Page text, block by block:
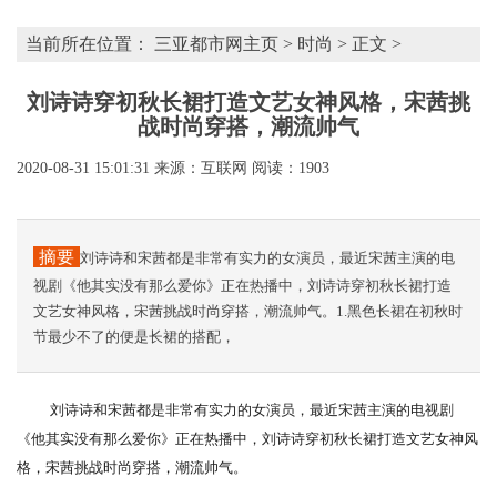
当前所在位置： 三亚都市网主页 > 时尚 > 正文 >
刘诗诗穿初秋长裙打造文艺女神风格，宋茜挑
战时尚穿搭，潮流帅气
2020-08-31 15:01:31 来源：互联网 阅读：1903
摘要 刘诗诗和宋茜都是非常有实力的女演员，最近宋茜主演的电
视剧《他其实没有那么爱你》正在热播中，刘诗诗穿初秋长裙打造
文艺女神风格，宋茜挑战时尚穿搭，潮流帅气。1.黑色长裙在初秋时
节最少不了的便是长裙的搭配，
刘诗诗和宋茜都是非常有实力的女演员，最近宋茜主演的电视剧
《他其实没有那么爱你》正在热播中，刘诗诗穿初秋长裙打造文艺女神风
格，宋茜挑战时尚穿搭，潮流帅气。